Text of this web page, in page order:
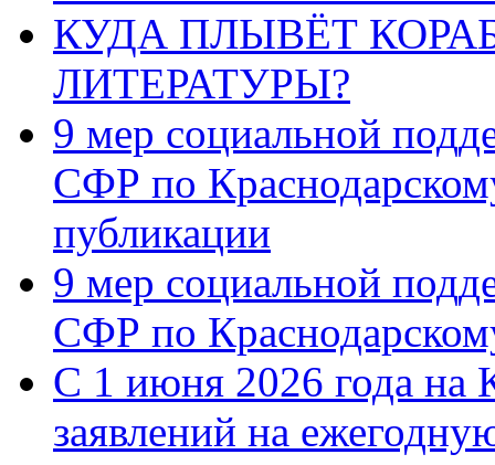
КУДА ПЛЫВЁТ
ЛИТЕРАТУРЫ?
9 мер социальной
СФР по
публикации
9 мер социальной
СФР по
С 1 июня 2026 года на
заявлений на